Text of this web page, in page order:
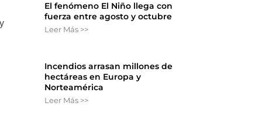
El fenómeno El Niño llega con
fuerza entre agosto y octubre
Leer Más >>
Incendios arrasan millones de
hectáreas en Europa y
Norteamérica
Leer Más >>